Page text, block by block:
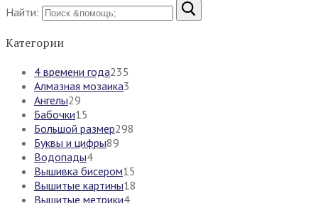
Найти:
Категории
4 времени года235
Алмазная мозаика3
Ангелы29
Бабочки15
Большой размер298
Буквы и цифры89
Водопады4
Вышивка бисером15
Вышитые картины18
Вышитые метрики4